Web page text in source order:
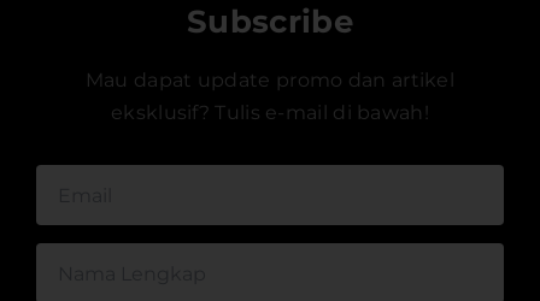
Subscribe
Mau dapat update promo dan artikel
eksklusif? Tulis e-mail di bawah!